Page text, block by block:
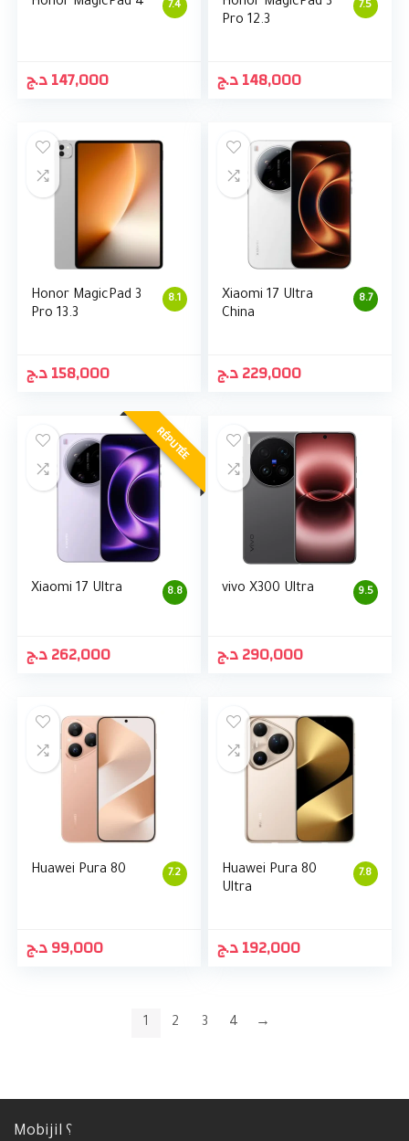
7.4
147,000د.ج
7.5
Pro 12.3
148,000د.ج
8.1
Honor MagicPad 3
Pro 13.3
158,000د.ج
8.7
Xiaomi 17 Ultra
China
229,000د.ج
RÉPUTÉE
8.8
Xiaomi 17 Ultra
262,000د.ج
9.5
vivo X300 Ultra
290,000د.ج
7.2
Huawei Pura 80
99,000د.ج
7.8
Huawei Pura 80
Ultra
192,000د.ج
1 2 3 4 →
Mobijil ؟